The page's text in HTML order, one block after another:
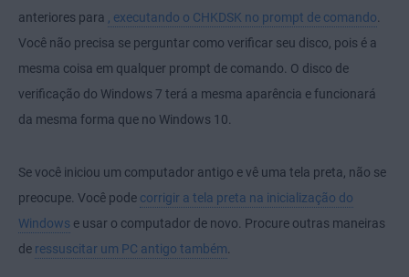
anteriores para
, executando o CHKDSK no prompt de comando
Você não precisa se perguntar como verificar seu disco, pois é a
mesma coisa em qualquer prompt de comando. O disco de
verificação do Windows 7 terá a mesma aparência e funcionará
da mesma forma que no Windows 10.
Se você iniciou um computador antigo e vê uma tela preta, não se
preocupe. Você pode corrigir a tela preta na inicialização do
Windows e usar o computador de novo. Procure outras maneiras
de ressuscitar um PC antigo também